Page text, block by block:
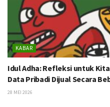
KABAR
Idul Adha: Refleksi untuk
Data Pribadi Dijual Secara
28 MEI 2026